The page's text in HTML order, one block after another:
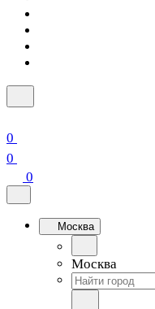
0
0
0
Москва
Москва